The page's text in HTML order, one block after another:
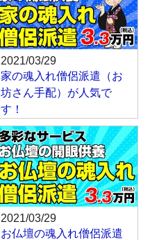
2021/03/29
家の魂入れ僧侶派遣（お
坊さん手配）が人気で
す！
2021/03/29
お仏壇の魂入れ僧侶派遣